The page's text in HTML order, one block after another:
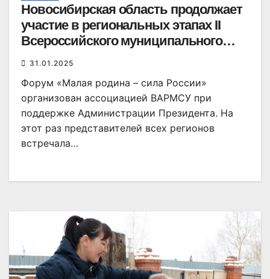
Новосибирская область продолжает
участие в региональных этапах II
Всероссийского муниципального
форума
31.01.2025
Форум «Малая родина – сила России»
организован ассоциацией ВАРМСУ при
поддержке Администрации Президента. На
этот раз представителей всех регионов
встречала…